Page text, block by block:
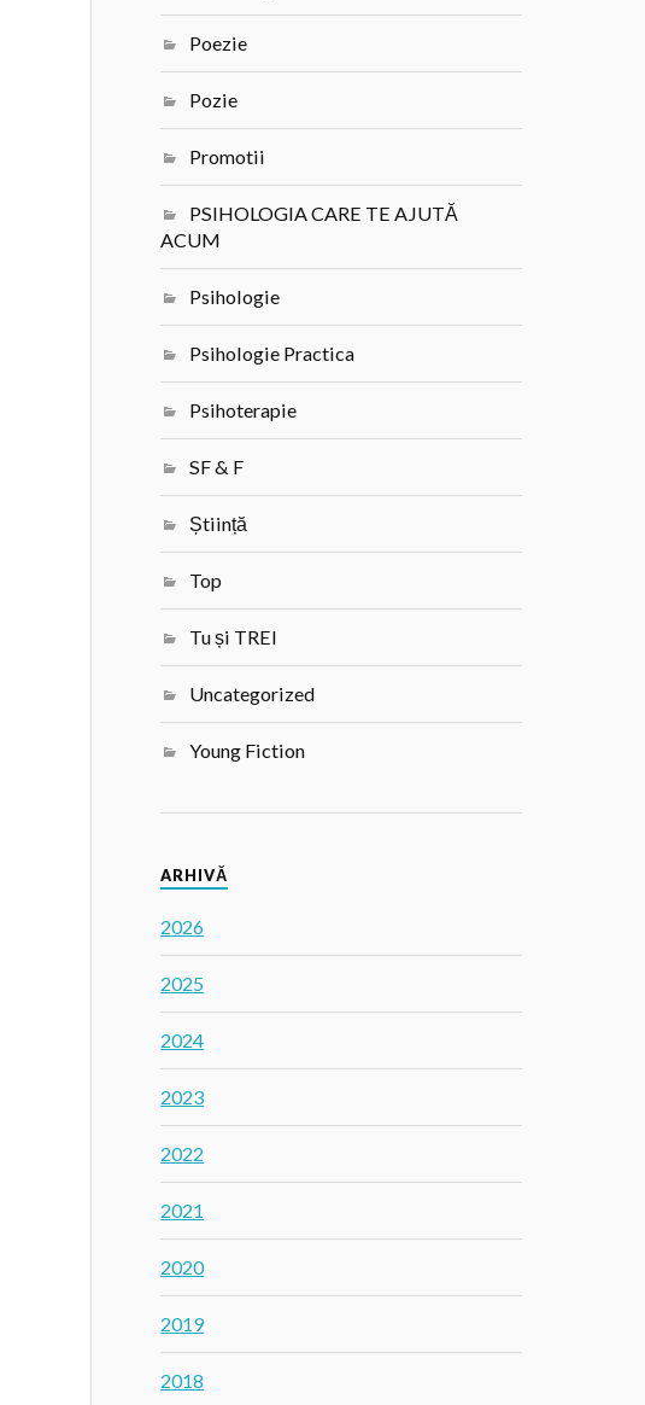
Poezie
Pozie
Promotii
PSIHOLOGIA CARE TE AJUTĂ
ACUM
Psihologie
Psihologie Practica
Psihoterapie
SF & F
Știință
Top
Tu și TREI
Uncategorized
Young Fiction
ARHIVĂ
2026
2025
2024
2023
2022
2021
2020
2019
2018